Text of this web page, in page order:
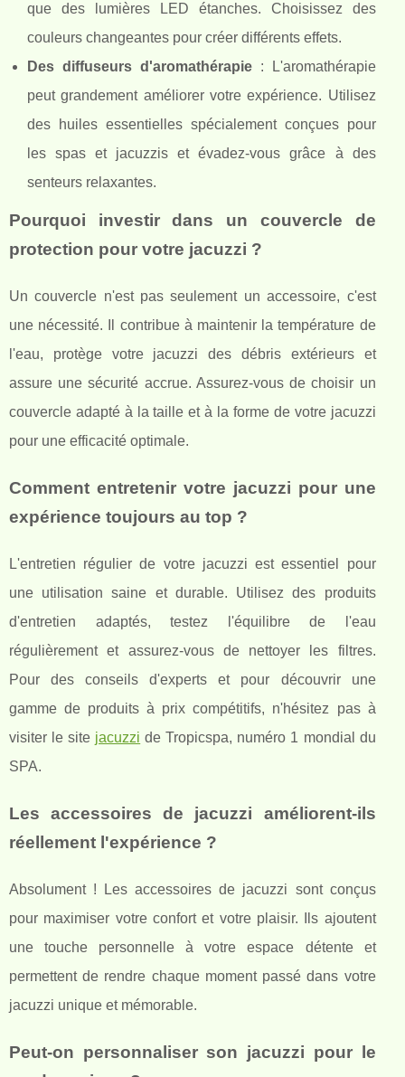
que des lumières LED étanches. Choisissez des
couleurs changeantes pour créer différents effets.
Des diffuseurs d'aromathérapie: L'aromathérapie
peut grandement améliorer votre expérience. Utilisez
des huiles essentielles spécialement conçues pour
les spas et jacuzzis et évadez-vous grâce à des
senteurs relaxantes.
Pourquoi investir dans un couvercle de
protection pour votre jacuzzi ?
Un couvercle n'est pas seulement un accessoire, c'est
une nécessité. Il contribue à maintenir la température de
l'eau, protège votre jacuzzi des débris extérieurs et
assure une sécurité accrue. Assurez-vous de choisir un
couvercle adapté à la taille et à la forme de votre jacuzzi
pour une efficacité optimale.
Comment entretenir votre jacuzzi pour une
expérience toujours au top ?
L'entretien régulier de votre jacuzzi est essentiel pour
une utilisation saine et durable. Utilisez des produits
d'entretien adaptés, testez l'équilibre de l'eau
régulièrement et assurez-vous de nettoyer les filtres.
Pour des conseils d'experts et pour découvrir une
gamme de produits à prix compétitifs, n'hésitez pas à
visiter le site jacuzzi de Tropicspa, numéro 1 mondial du
SPA.
Les accessoires de jacuzzi améliorent-ils
réellement l'expérience ?
Absolument ! Les accessoires de jacuzzi sont conçus
pour maximiser votre confort et votre plaisir. Ils ajoutent
une touche personnelle à votre espace détente et
permettent de rendre chaque moment passé dans votre
jacuzzi unique et mémorable.
Peut-on personnaliser son jacuzzi pour le